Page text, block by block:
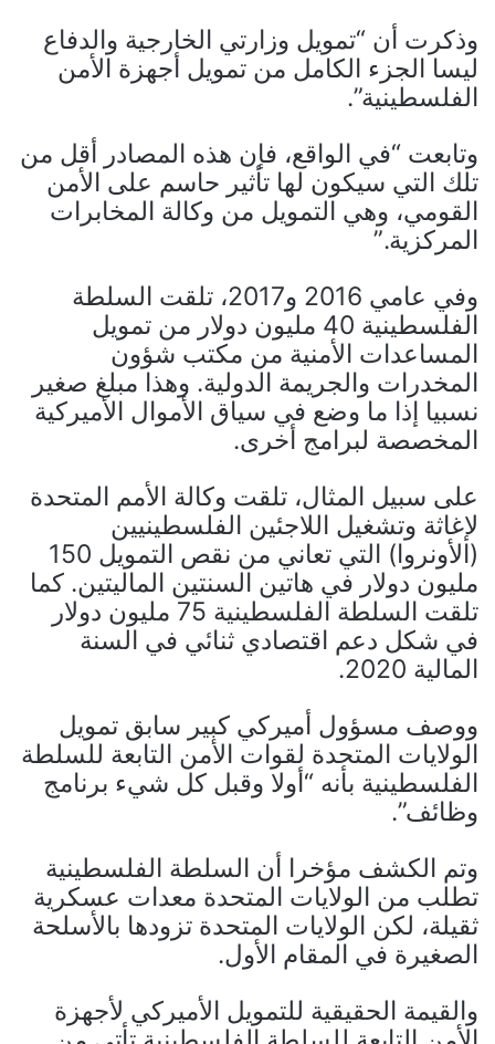
وذكرت أن “تمويل وزارتي الخارجية والدفاع
ليسا الجزء الكامل من تمويل أجهزة الأمن
الفلسطينية”.
وتابعت “في الواقع، فإن هذه المصادر أقل من
تلك التي سيكون لها تأثير حاسم على الأمن
القومي، وهي التمويل من وكالة المخابرات
المركزية.”
وفي عامي 2016 و2017، تلقت السلطة
الفلسطينية 40 مليون دولار من تمويل
المساعدات الأمنية من مكتب شؤون
المخدرات والجريمة الدولية. وهذا مبلغ صغير
نسبيا إذا ما وضع في سياق الأموال الأميركية
المخصصة لبرامج أخرى.
على سبيل المثال، تلقت وكالة الأمم المتحدة
لإغاثة وتشغيل اللاجئين الفلسطينيين
(الأونروا) التي تعاني من نقص التمويل 150
مليون دولار في هاتين السنتين الماليتين. كما
تلقت السلطة الفلسطينية 75 مليون دولار
في شكل دعم اقتصادي ثنائي في السنة
المالية 2020.
ووصف مسؤول أميركي كبير سابق تمويل
الولايات المتحدة لقوات الأمن التابعة للسلطة
الفلسطينية بأنه “أولا وقبل كل شيء برنامج
وظائف”.
وتم الكشف مؤخرا أن السلطة الفلسطينية
تطلب من الولايات المتحدة معدات عسكرية
ثقيلة، لكن الولايات المتحدة تزودها بالأسلحة
الصغيرة في المقام الأول.
والقيمة الحقيقية للتمويل الأميركي لأجهزة